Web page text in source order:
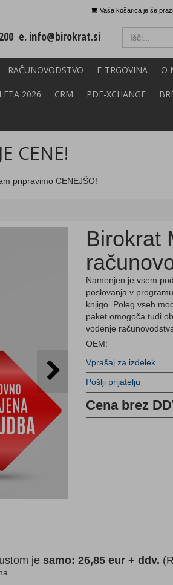
Vaša košarica je še
e. info@birokrat.si
RAČUNOVODSTVO E-TRGOVINA O
2026 CRM PDF-XCHANGE
CENE!
pripravimo CENEJŠO!
Birokrat
Namenjen je vsem
poslovanja v
knjigo. Poleg vseh
paket omogoča tudi
vodenje
OEM:
Vprašaj za izdelek
Pošlji prijatelju
Cena brez
je samo: 26,85 eur + ddv.